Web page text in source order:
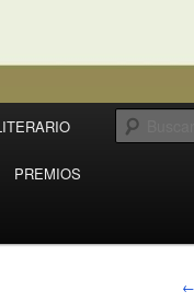
PREMIOS
←